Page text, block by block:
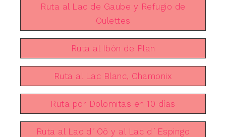
Ruta al Lac de Gaube y Refugio de
Oulettes
Ruta al Ibón de Plan
Ruta al Lac Blanc, Chamonix
Ruta por Dolomitas en 10 días
Ruta al Lac d´Oô y al Lac d´Espingo